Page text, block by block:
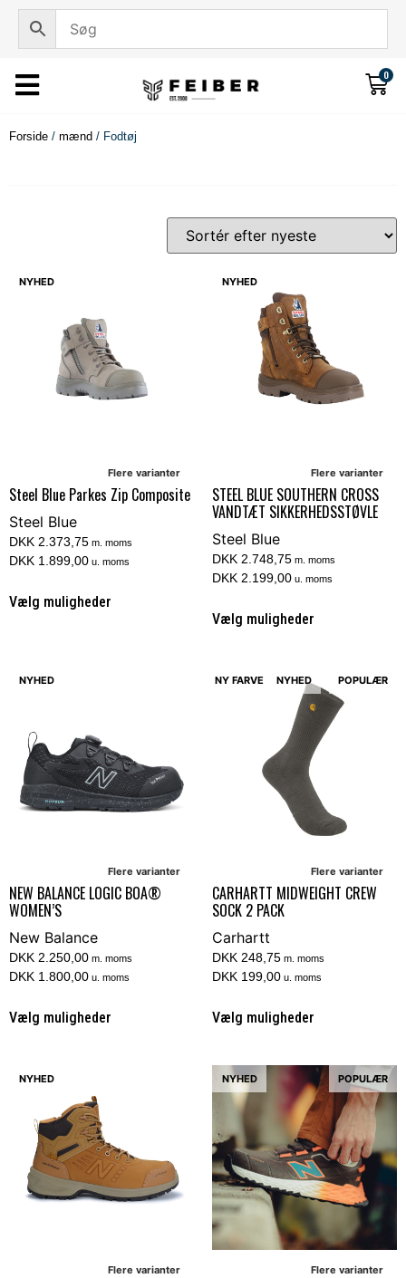
0
Forside / mænd / Fodtøj
NYHED
Flere varianter
Steel Blue Parkes Zip Composite
Steel Blue
DKK 2.373,75 m. moms
DKK 1.899,00 u. moms
Vælg muligheder
NYHED
Flere varianter
STEEL BLUE SOUTHERN CROSS
VANDTÆT SIKKERHEDSSTØVLE
Steel Blue
DKK 2.748,75 m. moms
DKK 2.199,00 u. moms
Vælg muligheder
NYHED
Flere varianter
NEW BALANCE LOGIC BOA®
WOMEN’S
New Balance
DKK 2.250,00 m. moms
DKK 1.800,00 u. moms
Vælg muligheder
NY FARVE NYHED POPULÆR
Flere varianter
CARHARTT MIDWEIGHT CREW
SOCK 2 PACK
Carhartt
DKK 248,75 m. moms
DKK 199,00 u. moms
Vælg muligheder
NYHED
Flere varianter
NYHED POPULÆR
Flere varianter